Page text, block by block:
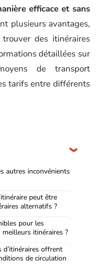
efficace et sans
plusieurs avantages,
des itinéraires
détaillées sur
de transport
tarifs entre différents
autres inconvénients
peut être
alternatifs ?
pour les
itinéraires ?
d’itinéraires offrent
de circulation